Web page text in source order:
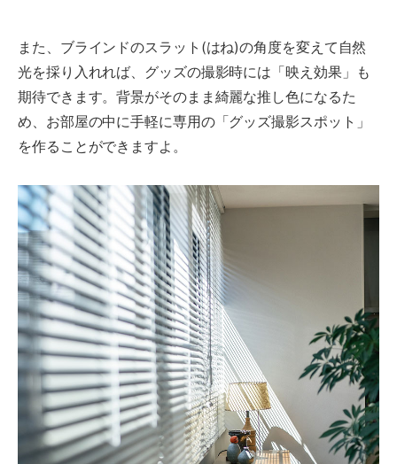
また、ブラインドのスラット(はね)の角度を変えて自然
光を採り入れれば、グッズの撮影時には「映え効果」も
期待できます。背景がそのまま綺麗な推し色になるた
め、お部屋の中に手軽に専用の「グッズ撮影スポット」
を作ることができますよ。